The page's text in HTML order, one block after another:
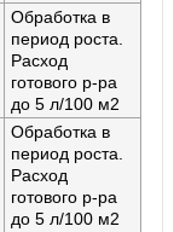
Обработка в
период роста.
Расход
готового р-ра
до 5 л/100 м2
Обработка в
период роста.
Расход
готового р-ра
до 5 л/100 м2